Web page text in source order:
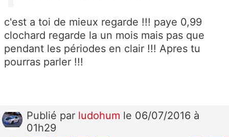
c'est a toi de mieux regarde !!! paye 0,99
clochard regarde la un mois mais pas que
pendant les périodes en clair !!! Apres tu
pourras parler !!!
Publié par ludohum le 06/07/2016 à
01h29